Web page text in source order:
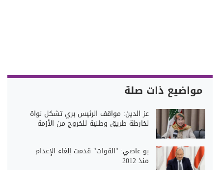
مواضيع ذات صلة
عز الدين: مواقف الرئيس بري تشكل نواة
لخارطة طريق وطنية للخروج من الأزمة
بو عاصي: "القوات" قدمت إلغاء الإعدام
منذ 2012